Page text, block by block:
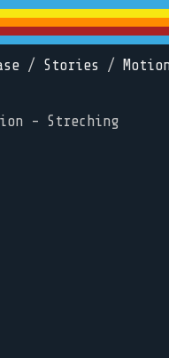
/ Stories /
- Streching